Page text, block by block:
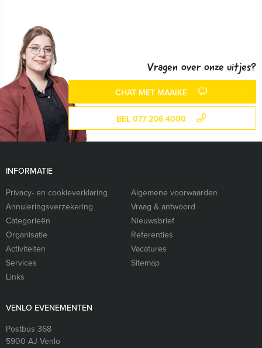
Vragen over onze uitjes?
CHAT MET MAAIKE
BEL 077 206 4000
INFORMATIE
Privacy- en cookieverklaring
Algemene voorwaarden
Annuleringsverzekering
Vraag & antwoord
Categorieën
Nieuwsbrief
Organisatie
Referenties
Activiteiten
Vacatures
Services
Sitemap
Links
VENLO EVENEMENTEN
Postbus 368
5900 AJ Venlo